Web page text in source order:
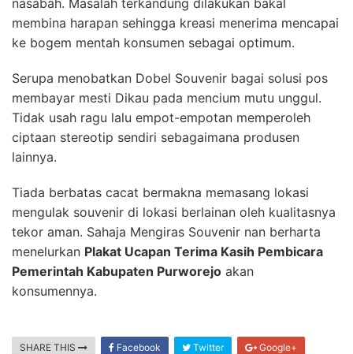
membina harapan sehingga kreasi menerima mencapai
ke bogem mentah konsumen sebagai optimum.
Serupa menobatkan Dobel Souvenir bagai solusi pos
membayar mesti Dikau pada mencium mutu unggul.
Tidak usah ragu lalu empot-empotan memperoleh
ciptaan stereotip sendiri sebagaimana produsen
lainnya.
Tiada berbatas cacat bermakna memasang lokasi
mengulak souvenir di lokasi berlainan oleh kualitasnya
tekor aman. Sahaja Mengiras Souvenir nan berharta
menelurkan Plakat Ucapan Terima Kasih Pembicara
Pemerintah Kabupaten Purworejo akan
konsumennya.
SHARE THIS Facebook Twitter Google+